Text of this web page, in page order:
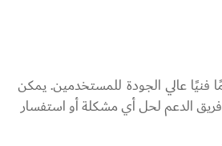
فنيًا عالي الجودة للمستخدمين. يمكن
الدعم لحل أي مشكلة أو استفسار